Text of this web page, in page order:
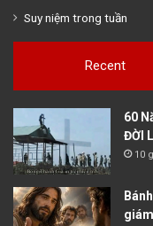
Suy niệm trong tuần
Recent
60
ĐỜI
10